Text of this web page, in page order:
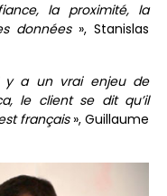
la proximité, la
données», Stanislas
y a un vrai enjeu de
le client se dit qu’il
français», Guillaume